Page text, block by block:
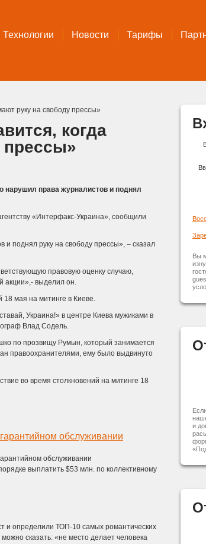
Технологии Новости Тарифы
руку на свободу прессы»
когда
прессы»
нарушил права журналистов и поднял
«Интерфакс-Украина», сообщили
и поднял руку на свободу прессы», – сказал
правовую оценку случаю,
акции»,- выделил он.
мая на митинге в Киеве.
Украина!» в центре Киева мужиками в
Влад Содель.
по прозвищу Румын, который занимается
правоохранителями, ему было выдвинуто
во время столкновений на митинге 18
обслуживании
обслуживании
выплатить $53 млн. по коллективному
и определили ТОП-10 самых романтических
сказать: «не место делает человека
Вы
и